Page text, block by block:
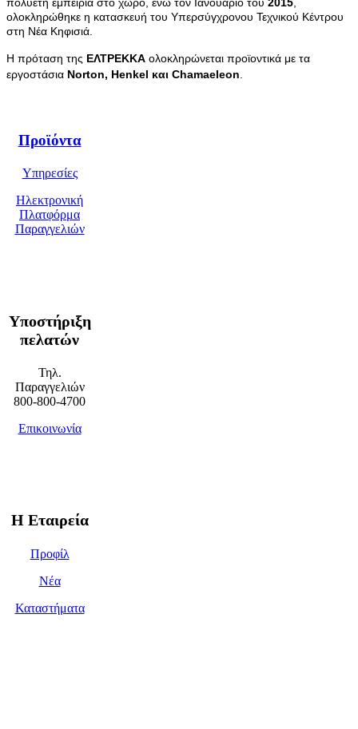
πολυετή εμπειρία στο χώρο, ενώ τον Ιανουάριο του 2015,
ολοκληρώθηκε η κατασκευή του Υπερσύγχρονου Τεχνικού Κέντρου
στη Νέα Κηφισιά.
H πρόταση της ΕΛΤΡΕΚΚΑ ολοκληρώνεται προϊοντικά με τα
εργοστάσια Norton, Henkel και Chamaeleon.
Προϊόντα
Υπηρεσίες
Ηλεκτρονική
Πλατφόρμα
Παραγγελιών
Υποστήριξη
πελατών
Τηλ.
Παραγγελιών
800-800-4700
Επικοινωνία
Η Εταιρεία
Προφίλ
Νέα
Καταστήματα